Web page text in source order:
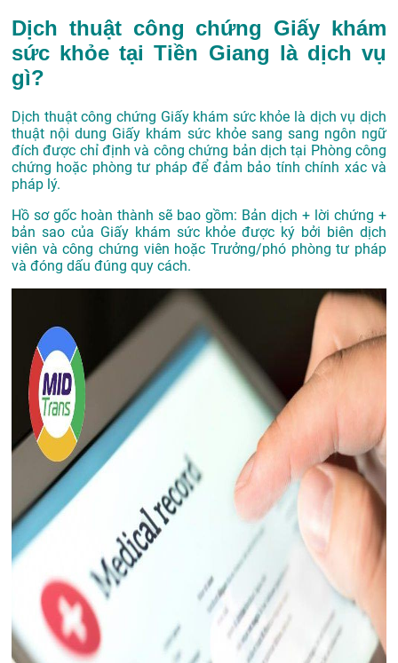
Dịch thuật công chứng Giấy khám
sức khỏe tại Tiền Giang là dịch vụ
gì?
Dịch thuật công chứng Giấy khám sức khỏe là dịch vụ dịch
thuật nội dung Giấy khám sức khỏe sang sang ngôn ngữ
đích được chỉ định và công chứng bản dịch tại Phòng công
chứng hoặc phòng tư pháp để đảm bảo tính chính xác và
pháp lý.
Hồ sơ gốc hoàn thành sẽ bao gồm: Bản dịch + lời chứng +
bản sao của Giấy khám sức khỏe được ký bởi biên dịch
viên và công chứng viên hoặc Trưởng/phó phòng tư pháp
và đóng dấu đúng quy cách.